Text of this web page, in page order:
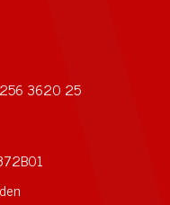
3620 25